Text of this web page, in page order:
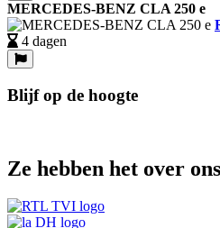
MERCEDES-BENZ CLA 250 e
4 dagen
Blijf op de hoogte
Ze hebben het over ons